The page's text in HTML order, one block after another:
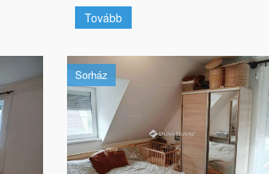
Tovább
Sorház